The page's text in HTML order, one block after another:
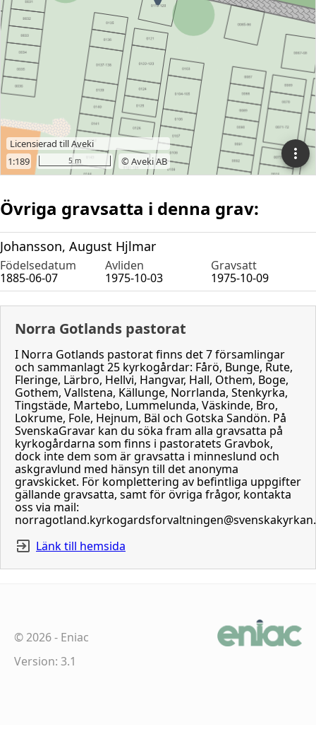
Övriga gravsatta i denna grav:
Johansson, August Hjlmar
Födelsedatum Avliden
Gravsatt
1885-06-07
1975-10-03 1975-10-09
Norra Gotlands pastorat
I Norra Gotlands pastorat finns det 7 församlingar
och sammanlagt 25 kyrkogårdar: Fårö, Bunge, Rute,
Fleringe, Lärbro, Hellvi, Hangvar, Hall, Othem, Boge,
Gothem, Vallstena, Källunge, Norrlanda, Stenkyrka,
Tingstäde, Martebo, Lummelunda, Väskinde, Bro,
Lokrume, Fole, Hejnum, Bäl och Gotska Sandön. På
SvenskaGravar kan du söka fram alla gravsatta på
kyrkogårdarna som finns i pastoratets Gravbok,
dock inte dem som är gravsatta i minneslund och
askgravlund med hänsyn till det anonyma
gravskicket. För komplettering av befintliga uppgifter
gällande gravsatta, samt för övriga frågor, kontakta
oss via mail:
Länk till hemsida
©2026- Eniac
Version: 3.1